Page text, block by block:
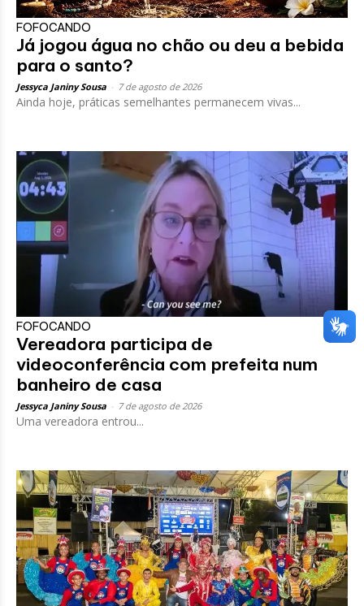
FOFOCANDO
Já jogou água no chão ou deu a bebida
para o santo?
Jessyca Janiny Sousa 7 de agosto de 2026
Ainda hoje, práticas semelhantes permanecem vivas...
FOFOCANDO
Vereadora participa de
videoconferência com prefeita num
banheiro de casa
Jessyca Janiny Sousa 7 de agosto de 2026
Uma vereadora entrou...